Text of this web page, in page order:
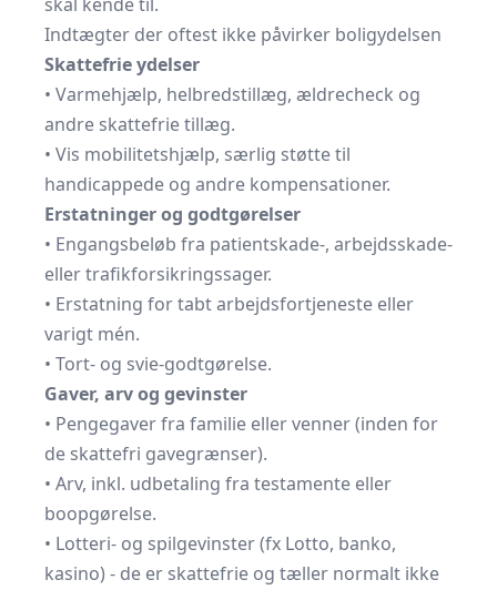
Indtægter der oftest ikke påvirker boligydelsen
Skattefrie ydelser
• Varmehjælp, helbredstillæg, ældrecheck og
andre skattefrie tillæg.
• Vis mobilitetshjælp, særlig støtte til
handicappede og andre kompensationer.
Erstatninger og godtgørelser
• Engangsbeløb fra patientskade-, arbejdsskade-
eller trafikforsikringssager.
• Erstatning for tabt arbejdsfortjeneste eller
varigt mén.
• Tort- og svie-godtgørelse.
Gaver, arv og gevinster
• Pengegaver fra familie eller venner (inden for
de skattefri gavegrænser).
• Arv, inkl. udbetaling fra testamente eller
boopgørelse.
• Lotteri- og spilgevinster (fx Lotto, banko,
kasino) - de er skattefrie og tæller normalt ikke